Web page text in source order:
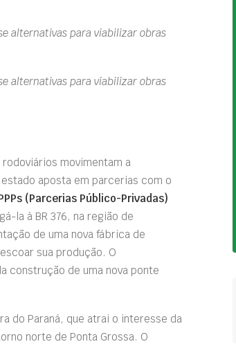
alternativas para viabilizar obras
alternativas para viabilizar obras
movimentam a
aposta em parcerias com o
(Parcerias Público-Privadas)
la à BR 376, na região de
de uma nova fábrica de
sua produção. O
construção de uma nova ponte
do Paraná, que atrai o interesse da
norte de Ponta Grossa. O